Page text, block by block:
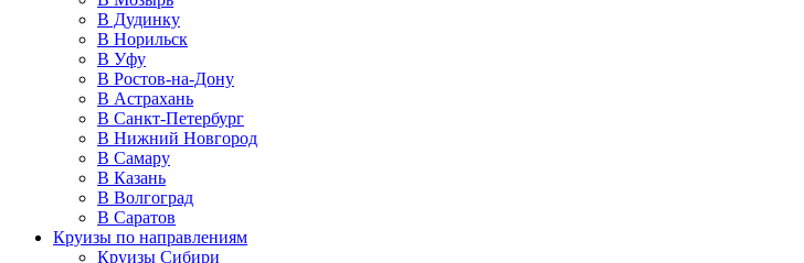
В Дудинку
В Норильск
В Уфу
В Ростов-на-Дону
В Астрахань
В Санкт-Петербург
В Нижний Новгород
В Самару
В Казань
В Волгоград
В Саратов
Круизы по направлениям
Круизы Сибири